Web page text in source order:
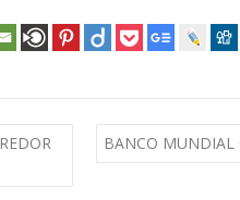
BANCO MUNDIAL